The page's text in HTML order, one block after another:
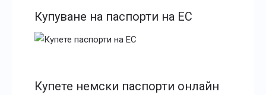
Купуване на паспорти на ЕС
Купете немски паспорти онлайн